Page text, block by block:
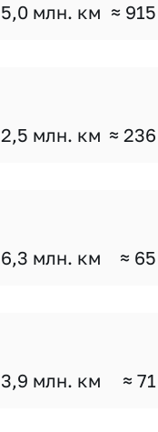
5,0 млн. км ≈
2,5 млн. км ≈
6,3 млн. км ≈
3,9 млн. км ≈